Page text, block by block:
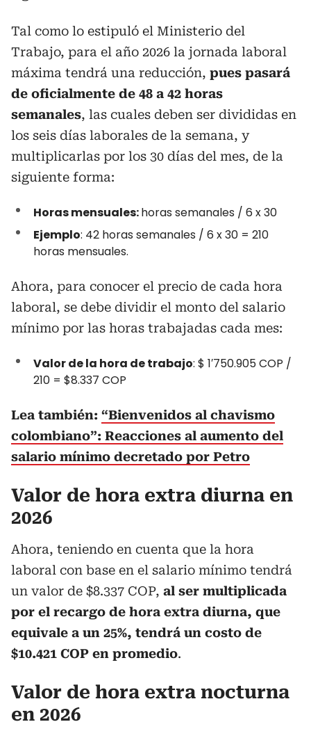
Tal como lo estipuló el Ministerio del
Trabajo, para el año 2026 la jornada laboral
máxima tendrá una reducción, pues pasará
de oficialmente de 48 a 42 horas
semanales, las cuales deben ser divididas en
los seis días laborales de la semana, y
multiplicarlas por los 30 días del mes, de la
siguiente forma:
Horas mensuales:horas semanales / 6 x 30
Ejemplo: 42 horas semanales / 6 x 30 = 210
horas mensuales.
Ahora, para conocer el precio de cada hora
laboral, se debe dividir el monto del salario
mínimo por las horas trabajadas cada mes:
Valor de la hora de trabajo: $ 1′750.905 COP /
210 = $8.337 COP
Lea también: “Bienvenidos al chavismo
colombiano”: Reacciones al aumento del
salario mínimo decretado por Petro
Valor de hora extra diurna en
2026
Ahora, teniendo en cuenta que la hora
laboral con base en el salario mínimo tendrá
un valor de $8.337 COP, al ser multiplicada
por el recargo de hora extra diurna, que
equivale a un 25%, tendrá un costo de
$10.421 COP en promedio.
Valor de hora extra nocturna
en 2026